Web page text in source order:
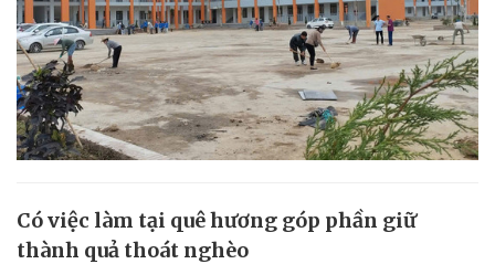
Có việc làm tại quê hương góp phần giữ
thành quả thoát nghèo